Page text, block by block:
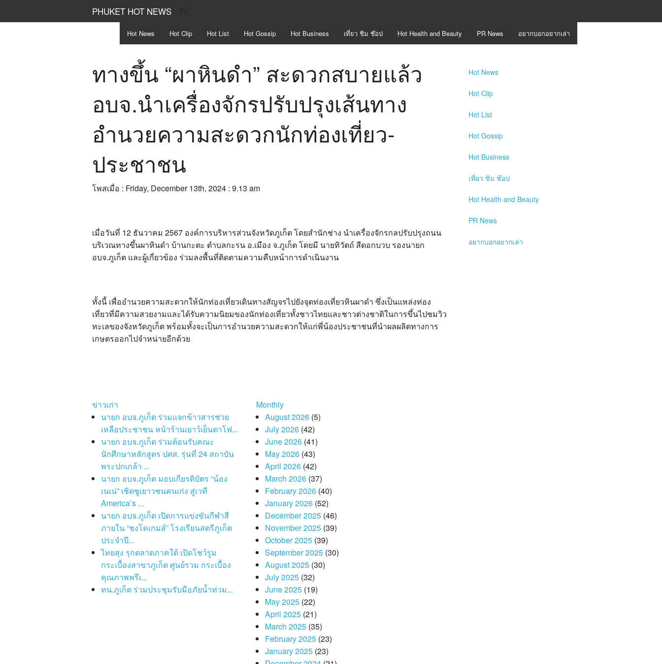
PHUKET HOT NEWS
Hot News Hot Clip Hot List Hot Gossip Hot Business เที่ยว ชิม ช๊อป Hot Health and Beauty PR News อยากบอกอยากเล่า
ทางขึ้น “ผาหินดำ” สะดวกสบายแล้ว
อบจ.นำเครื่องจักรปรับปรุงเส้นทาง
อำนวยความสะดวกนักท่องเที่ยว-
ประชาชน
โพสเมื่อ : Friday, December 13th, 2024 : 9.13 am
เมื่อวันที่ 12 ธันวาคม 2567 องค์การบริหารส่วนจังหวัดภูเก็ต โดยสำนักช่าง นำเครื่องจักรกลปรับปรุงถนน
บริเวณทางขึ้นผาหินดำ บ้านกะตะ ตำบลกะรน อ.เมือง จ.ภูเก็ต โดยมี นายทิวัตถ์ สีดอกบวบ รองนายก
อบจ.ภูเก็ต และผู้เกี่ยวข้อง ร่วมลงพื้นที่ติดตามความคืบหน้าการดำเนินงาน
ทั้งนี้ เพื่ออำนวยความสะดวกให้นักท่องเที่ยวเดินทางสัญจรไปยังจุดท่องเที่ยวหินผาดำ ซึ่งเป็นแหล่งท่อง
เที่ยวที่มีความสวยงามและได้รับความนิยมของนักท่องเที่ยวทั้งชาวไทยและชาวต่างชาติในการขึ้นไปชมวิว
ทะเลของจังหวัดภูเก็ต พร้อมทั้งจะเป็นการอำนวยความสะดวกให้แก่พี่น้องประชาชนที่นำผลผลิตทางการ
เกษตรออกไปจำหน่ายอีกด้วย
Hot News
Hot Clip
Hot List
Hot Gossip
Hot Business
เที่ยว ชิม ช๊อป
Hot Health and Beauty
PR News
อยากบอกอยากเล่า
ข่าวเก่า
นายก อบจ.ภูเก็ต ร่วมแจกข้าวสารช่วย
เหลือประชาชน หน้าร้านเยาว์เย็นตาโฟ...
นายก อบจ.ภูเก็ต ร่วมต้อนรับคณะ
นักศึกษาหลักสูตร ปศส. รุ่นที่ 24 สถาบัน
พระปกเกล้า ...
นายก อบจ.ภูเก็ต มอบเกียรติบัตร “น้อง
เนเน่” เชิดชูเยาวชนคนเก่ง สู่เวที
America’s ...
นายก อบจ.ภูเก็ต เปิดการแข่งขันกีฬาสี
ภายใน “ชงโคเกมส์” โรงเรียนสตรีภูเก็ต
ประจำปี...
ไทยสุง รุกตลาดภาคใต้ เปิดโชว์รูม
กระเบื้องสาขาภูเก็ต ศูนย์รวม กระเบื้อง
คุณภาพพรีเ...
ทน.ภูเก็ต ร่วมประชุมรับมือภัยน้ำท่วม...
Monthly
August 2026(5)
July 2026(42)
June 2026(41)
May 2026(43)
April 2026(42)
March 2026(37)
February 2026(40)
January 2026(52)
December 2025(46)
November 2025(39)
October 2025(39)
September 2025(30)
August 2025(30)
July 2025(32)
June 2025(19)
May 2025(22)
April 2025(21)
March 2025(35)
February 2025(23)
January 2025(23)